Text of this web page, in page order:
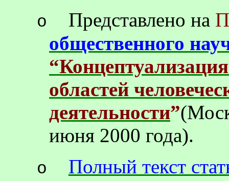
o Представлено на П
общественного
“
областей
деятельности”
июня 2000 года).
o Полный текст ст